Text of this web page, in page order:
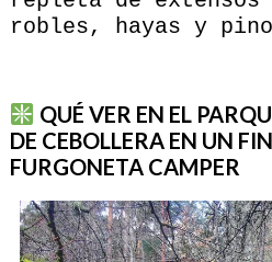
robles, hayas y
QUÉ VER EN EL
DE CEBOLLERA EN UN
FURGONETA CAMPER